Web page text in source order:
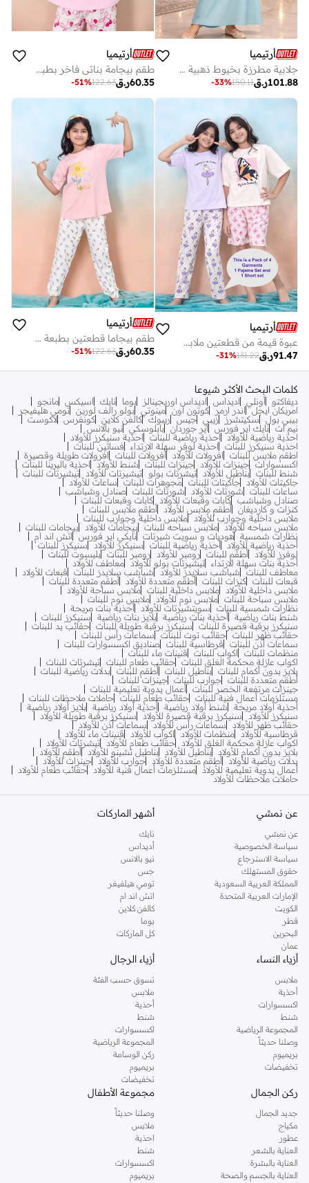
أرتيميا
جلابية مطرزة بخيوط ذهبية من قماش ناعم فاخر
ر.ق101.88
150.11
-33%
أرتيميا
طقم بيجامة بناتي فاخر بطبعة فيونكة
ر.ق60.35
122.63
-51%
أرتيميا
عبوة قيمة من قطعتين ملابس نوم - طقم شورت بناتي فاخر بطبعة فراشة وطقم بيجامة بناتي فاخر بطبعة باليرينا طقم قطع - بلوزة و بنطلون
ر.ق91.47
131.22
-31%
أرتيميا
طقم بيجاما قطعتين بطبعة زهور للبنات
ر.ق60.35
122.63
-51%
كلمات البحث الأكثر شيوعا
ديفاكتو أونلي اديداس اديداس اوريجينالز بوما نايك اسيكس مانجو
امريكان ايجل
اندر ارمر كوتون اون مينوتي بولو رالف لورين تومي هليفيجر
بيبي بول
سكيتشرز زيبي جيس ريبوك كالفن كلاين كونفرس لاكوست
نيم ات نايك اير فورس اير جوردان بابلوسكي نيو بالانس
احذية رياضية للأولاد
احذية رياضية للبنات
احذية سنيكرز للأولاد
احذية سنيكرز للبنات
احذية لوفر سهلة الارتداء
فساتين للبنات
اطقم ملابس للبنات
افرولات للأولاد افرولات للبنات
افرولات طويلة وقصيرة
اكسسوارات جينزات للأولاد جينزات للبنات شنط للأولاد
احذية باليرينا للبنات
شنط للبنات بناطيل للأولاد تيشرتات بولو تيشيرتات للأولاد تيشيرتات للبنات
جاكيتات للأولاد جاكيتات للبنات مجوهرات للبنات
ساعات للأولاد
ساعات للبنات
شورتات للأولاد شورتات للبنات صنادل وشباشب
صنادل وشباشب كابات وقبعات للأولاد كابات وقبعات للبنات
كنزات و كارديغان أطقم ملابس للأولاد أطقم ملابس للبنات
ملابس داخلية وجوارب للأولاد ملابس داخلية وجوارب للبنات
ملابس سباحه للأولاد ملابس سباحه للبنات بيجامات للأولاد بيجامات للبنات
نظارات شمسية هوديات و سويت شيرتات نايكي اير فورس
اتش اند ام
أحذية رياضية للأولاد أحذية رياضية للبنات سنيكرز للأولاد
سنيكرز للبنات
لوفرز للأولاد أطقم للبنات رومبر للأولاد رومبر للبنات بليسوت للبنات
أحذية بنات سهلة الارتداء تيشيرتات بولو للأولاد معاطف للأولاد
معاطف للبنات
شباشب سلايدز للأولاد شباشب سلايدز للبنات
قبعات للأولاد
قبعات للبنات كنزات للبنات أطقم متعددة للأولاد أطقم متعددة للبنات
ملابس داخلية للأولاد ملابس داخلية للبنات ملابس سباحة للأولاد
ملابس سباحة للبنات ملابس نوم للأولاد ملابس نوم للبنات
نظارات شمسية للبنات
سويتشيرتات للأولاد أحذية بنات مريحة
شنط بنات رياضية أحذية بنات رياضية بلايز بنات رياضية
سنيكرز للبنات
سنيكرز برقبة قصيرة للبنات
سنيكرز برقبة طويلة للبنات حقائب يد للبنات
حقائب ظهر للبنات حقائب توت للبنات
سماعات رأس للبنات
سماعات أذن للبنات
قرطاسية للبنات صناديق اكسسوارات للبنات
منظمات للبنات
اكواب للبنات
قنينات ماء للبنات
اكواب عازلة محكمة الغلق للبنات حقائب طعام للبنات تيشرتات للبنات
بلايز بدون أكمام للبنات بناطيل للبنات أطقم للبنات بدلات رياضية للبنات
أطقم متعددة للبنات جوارب للبنات جينزات للبنات
جينزات مرتفعة الخصر للبنات أعمال يدوية تعليمية للبنات
مستلزمات أعمال فنية للبنات حقائب طعام للبنات حاملات ملاحظات للبنات
أحذية أولاد مريحة
شنط أولاد رياضية أحذية أولاد رياضية بلايز أولاد رياضية
سنيكرز للأولاد
سنيكرز برقبة قصيرة للأولاد
سنيكرز برقبة طويلة للأولاد
حقائب ظهر للأولاد
سماعات رأس للأولاد
سماعات أذن للأولاد
قرطاسية للأولاد منظمات للأولاد اكواب للأولاد
قنينات ماء للأولاد
اكواب عازلة محكمة الغلق للأولاد حقائب طعام للأولاد تيشرتات للأولاد
بلايز بدون أكمام للأولاد بناطيل للأولاد بناطيل تشينو للأولاد أطقم للأولاد
بدلات رياضية للأولاد أطقم متعددة للأولاد جوارب للأولاد جينزات للأولاد
أعمال يدوية تعليمية للأولاد مستلزمات أعمال فنية للأولاد حقائب طعام للأولاد
حاملات ملاحظات للأولاد
عن نمشي
عن نمشي
سياسة الخصوصية
سياسة الاسترجاع
حقوق المستهلك
المملكة العربية السعودية
الإمارات العربية المتحدة
الكويت
قطر
البحرين
عمان
أشهر الماركات
نايك
أديداس
نيو بالانس
جس
تومي هيلفيغر
اتش اند ام
كالفن كلاين
بوما
كل الماركات
أزياء النساء
ملابس
أحذية
اكسسوارات
شنط
المجموعة الرياضية
وصلنا حديثاً
بريميوم
تخفيضات
أزياء الرجال
تسوق حسب الفئة
ملابس
أحذية
شنط
اكسسوارات
المجموعة الرياضية
ركن الوسامة
بريميوم
تخفيضات
ركن الجمال
جديد الجمال
مكياج
عطور
العناية بالشعر
العناية بالبشرة
العناية بالجسم والصحة
مجموعة الأطفال
وصلنا حديثاً
ملابس
احذية
شنط
اكسسوارات
بريميوم